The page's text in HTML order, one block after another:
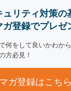
リティ対策の
ガ登録でプレゼ
何をして良いかわか
方必見！
ガ登録はこち